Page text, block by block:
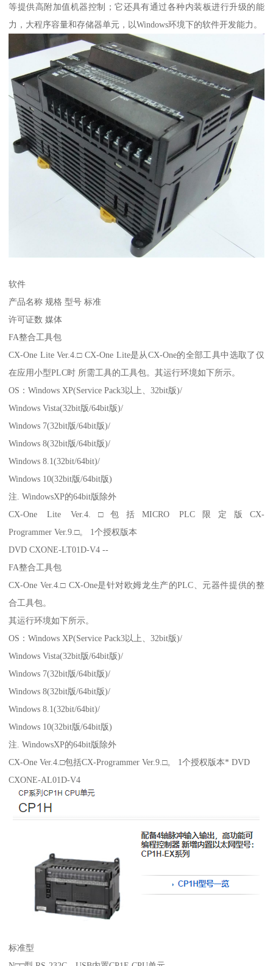
等提供高附加值机器控制；它还具有通过各种内装板进行升级的能
力，大程序容量和存储器单元，以Windows环境下的软件开发能力。
软件
产品名称 规格 型号 标准
许可证数 媒体
FA整合工具包
CX-One Lite Ver.4.□ CX-One Lite是从CX-One的全部工具中选取了仅
在应用小型PLC时 所需工具的工具包。其运行环境如下所示。
OS：Windows XP(Service Pack3以上、32bit版)/
Windows Vista(32bit版/64bit版)/
Windows 7(32bit版/64bit版)/
Windows 8(32bit版/64bit版)/
Windows 8.1(32bit/64bit)/
Windows 10(32bit版/64bit版)
注. WindowsXP的64bit版除外
CX-One Lite Ver.4.□包括MICRO PLC限定版CX-
Programmer Ver.9.□。 1个授权版本
DVD CXONE-LT01D-V4 --
FA整合工具包
CX-One Ver.4.□ CX-One是针对欧姆龙生产的PLC、元器件提供的整
合工具包。
其运行环境如下所示。
OS：Windows XP(Service Pack3以上、32bit版)/
Windows Vista(32bit版/64bit版)/
Windows 7(32bit版/64bit版)/
Windows 8(32bit版/64bit版)/
Windows 8.1(32bit/64bit)/
Windows 10(32bit版/64bit版)
注. WindowsXP的64bit版除外
CX-One Ver.4.□包括CX-Programmer Ver.9.□。 1个授权版本* DVD
CXONE-AL01D-V4
标准型